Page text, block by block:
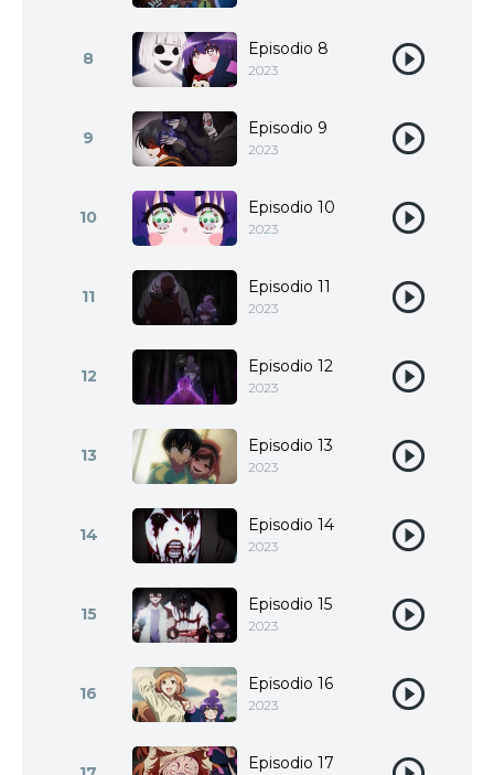
8 Episodio 8
2023
9 Episodio 9
2023
10 Episodio 10
2023
11 Episodio 11
2023
12 Episodio 12
2023
13 Episodio 13
2023
14 Episodio 14
2023
15 Episodio 15
2023
16 Episodio 16
2023
Episodio 17